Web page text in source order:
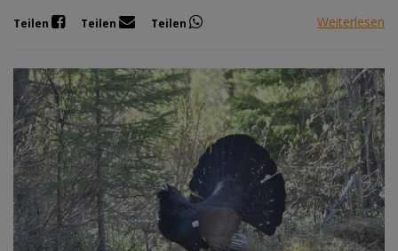
Teilen Teilen Teilen Weiterlesen